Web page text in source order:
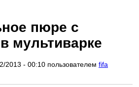
пюре с
мультиварке
2013 - 00:10 пользователем fifa